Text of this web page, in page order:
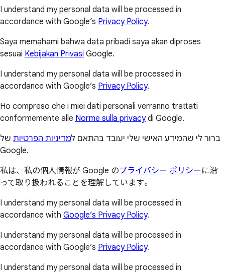
I understand my personal data will be processed in
accordance with Google’s Privacy Policy.
Saya memahami bahwa data pribadi saya akan diproses
sesuai Kebijakan Privasi Google.
I understand my personal data will be processed in
accordance with Google’s Privacy Policy.
Ho compreso che i miei dati personali verranno trattati
conformemente alle Norme sulla privacydi Google.
ברור לי שהמידע האישי שלי יעובד בהתאם למדיניות הפרטיות של
Google.
私は、私の個人情報が Google のプライバシー ポリシー に沿
って取り扱われることを理解しています。
I understand my personal data will be processed in
accordance with Google’s Privacy Policy.
I understand my personal data will be processed in
accordance with Google’s Privacy Policy.
I understand my personal data will be processed in